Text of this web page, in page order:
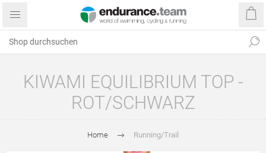
KIWAMI EQUILIBRIUM TOP -
ROT/SCHWARZ
Home Running/Trail